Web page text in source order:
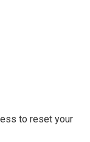
to reset your